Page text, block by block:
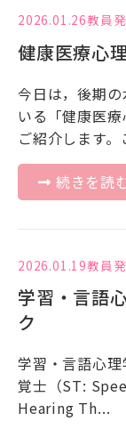
2026.01.26教員
健康医療心
今日は，後期
いる「健康医
ご紹介します
続きを読
2026.01.19教員
学習・言語
ク
学習・言語心
覚士（ST:
Hearing Th...